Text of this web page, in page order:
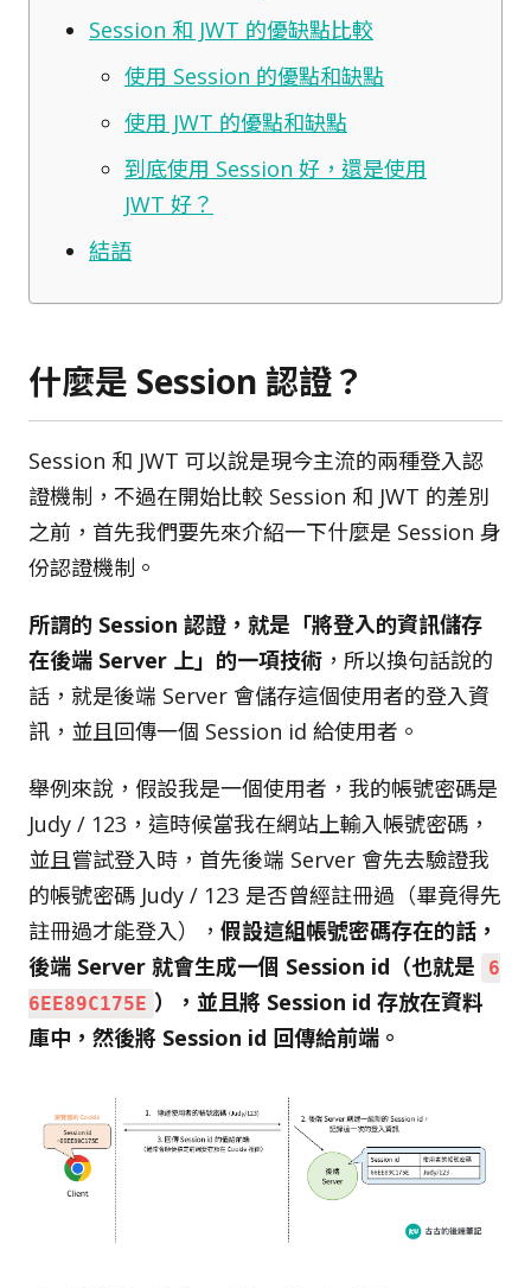
Session 和 JWT 的優缺點比較
使用 Session 的優點和缺點
使用 JWT 的優點和缺點
到底使用 Session 好，還是使用
JWT 好？
結語
什麼是 Session 認證？
Session 和 JWT 可以說是現今主流的兩種登入認
證機制，不過在開始比較 Session 和 JWT 的差別
之前，首先我們要先來介紹一下什麼是 Session 身
份認證機制。
所謂的 Session 認證，就是「將登入的資訊儲存
在後端 Server 上」的一項技術 ，所以換句話說的
話，就是後端 Server 會儲存這個使用者的登入資
訊，並且回傳一個 Session id 給使用者。
舉例來說，假設我是一個使用者，我的帳號密碼是
Judy / 123，這時候當我在網站上輸入帳號密碼，
並且嘗試登入時，首先後端 Server 會先去驗證我
的帳號密碼 Judy / 123 是否曾經註冊過（畢竟得先
註冊過才能登入）， 假設這組帳號密碼存在的話，
後端 Server 就會生成一個 Session id（也就是
6
6EE89C175E ），並且將 Session id 存放在資料
庫中，然後將 Session id 回傳給前端。